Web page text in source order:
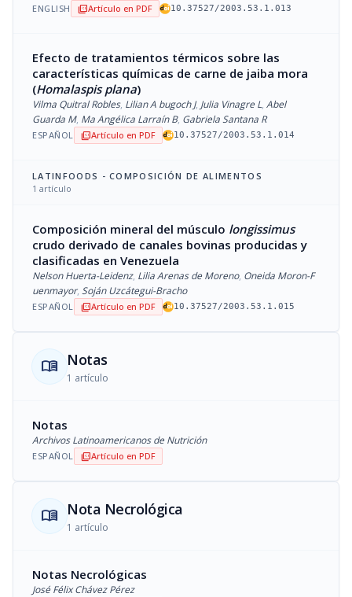
ENGLISH picture_as_pdfArtículo en PDF 10.37527/2003.53.1.013
Efecto de tratamientos térmicos sobre las
características químicas de carne de jaiba mora
(Homalaspis plana)
Vilma Quitral Robles, Lilian A bugoch J, Julia Vinagre L, Abel
Guarda M, Ma Angélica Larraín B, Gabriela Santana R
ESPAÑOL picture_as_pdfArtículo en PDF 10.37527/2003.53.1.014
LATINFOODS - COMPOSICIÓN DE ALIMENTOS
1 artículo
Composición mineral del músculo longissimus
crudo derivado de canales bovinas producidas y
clasificadas en Venezuela
Nelson Huerta-Leidenz, Lilia Arenas de Moreno, Oneida Moron-F
uenmayor, Soján Uzcátegui-Bracho
ESPAÑOL picture_as_pdfArtículo en PDF 10.37527/2003.53.1.015
menu_book Notas
1 artículo
Notas
Archivos Latinoamericanos de Nutrición
ESPAÑOL picture_as_pdfArtículo en PDF
menu_book Nota Necrológica
1 artículo
Notas Necrológicas
José Félix Chávez Pérez